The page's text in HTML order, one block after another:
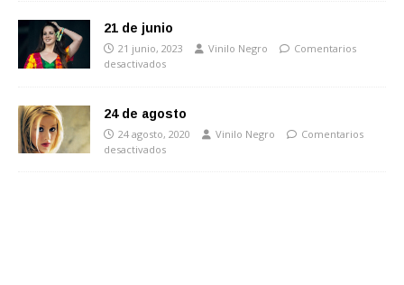
21 de junio
21 junio, 2023 Vinilo Negro
Comentarios
desactivados
24 de agosto
24 agosto, 2020 Vinilo Negro
Comentarios
desactivados